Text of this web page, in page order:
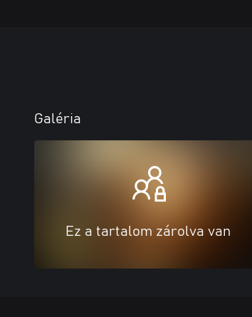
Galéria
Ez a tartalom zárolva van